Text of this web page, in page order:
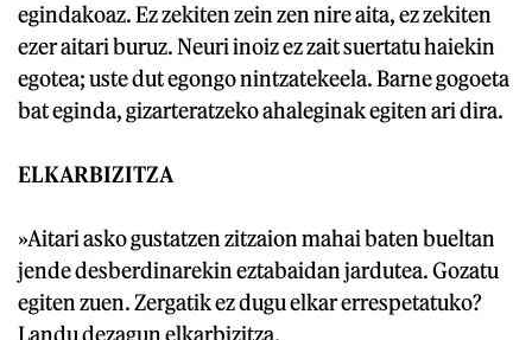
egindakoaz. Ez zekiten zein zen nire aita, ez zekiten
ezer aitari buruz. Neuri inoiz ez zait suertatu haiekin
egotea; uste dut egongo nintzatekeela. Barne gogoeta
bat eginda, gizarteratzeko ahaleginak egiten ari dira.
ELKARBIZITZA
»Aitari asko gustatzen zitzaion mahai baten bueltan
jende desberdinarekin eztabaidan jardutea. Gozatu
egiten zuen. Zergatik ez dugu elkar errespetatuko?
Landu dezagun elkarbizitza.